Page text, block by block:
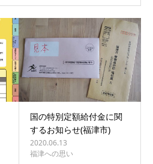
国の特別定額給付金に関
するお知らせ(福津市)
2020.06.13
福津への思い